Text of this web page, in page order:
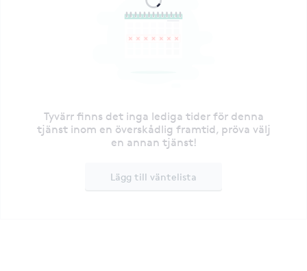
Tyvärr finns det inga lediga tider för denna
tjänst inom en överskådlig framtid, pröva välj
en annan tjänst!
Lägg till väntelista